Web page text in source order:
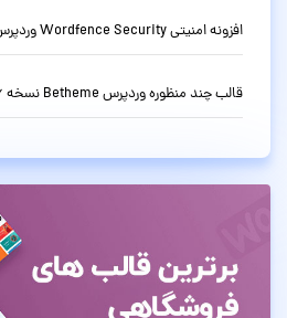
افزونه امنیتی Wordfence Security وردپرس نسخه 8.1.4
قالب چند منظوره وردپرس Betheme نسخه 28.5.6